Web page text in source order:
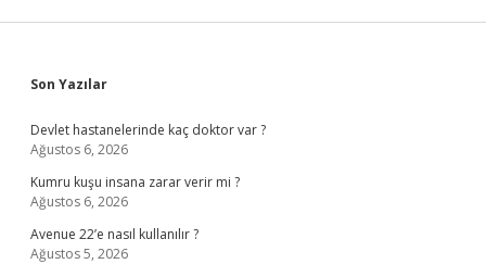
Sidebar
Son Yazılar
Devlet hastanelerinde kaç doktor var ?
Ağustos 6, 2026
Kumru kuşu insana zarar verir mi ?
Ağustos 6, 2026
Avenue 22’e nasıl kullanılır ?
Ağustos 5, 2026